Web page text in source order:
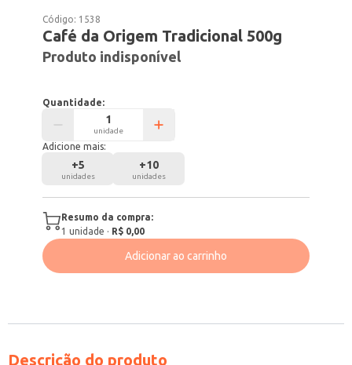
Código: 1538
Café da Origem Tradicional 500g
Produto indisponível
Quantidade:
unidade
Adicione mais:
+5
unidades
+10
unidades
Resumo da compra:
1 unidade · R$ 0,00
Adicionar ao carrinho
Descrição do produto